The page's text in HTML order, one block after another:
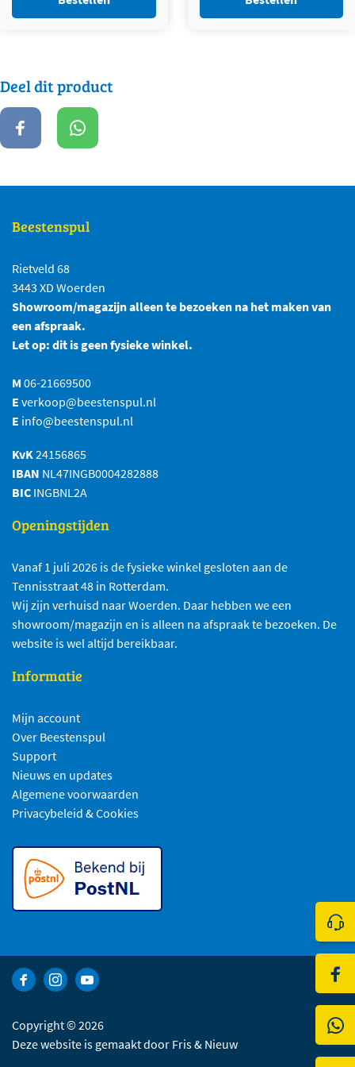
€2,30.
€1,50.
Deel dit product
Beestenspul
Rietveld 68
3443 XD Woerden
Showroom/magazijn alleen te bezoeken na het maken van
een afspraak.
Let op: dit is geen fysieke winkel.
M 06-21669500
E verkoop@beestenspul.nl
E info@beestenspul.nl
KvK 24156865
IBAN NL47INGB0004282888
BIC INGBNL2A
Openingstijden
Vanaf 1 juli 2026 is de fysieke winkel gesloten aan de
Tennisstraat 48 in Rotterdam.
Wij zijn verhuisd naar Woerden. Daar hebben we een
showroom/magazijn en is alleen na afspraak te bezoeken. De
website is wel altijd bereikbaar.
Informatie
Mijn account
Over Beestenspul
Support
Nieuws en updates
Algemene voorwaarden
Privacybeleid & Cookies
Bekijk Facebook van Beestenspul dierensport en -kadoartikelen
Bekijk Instagram van Beestenspul dierensport en -
Bekijk YouTube van Beestenspul dierensport en -
Copyright © 2026
Deze website is gemaakt door Fris & Nieuw
Klik